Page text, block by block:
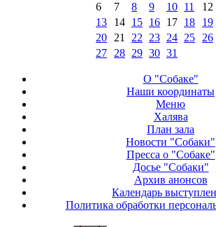
6
7 8 9 10 11
12
13
14 15 16 17 18
19
20
21 22 23 24 25
26
27
28 29 30 31
О "Собаке"
Наши координаты
Меню
Халява
План зала
Новости "Собаки"
Пресса о "Собаке"
Досье "Собаки"
Архив анонсов
Календарь
Политика обработки